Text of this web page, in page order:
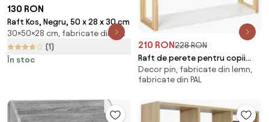
130 RON
Raft Kos, Negru, 50 x 28 x 30 cm
30×50×28 cm, fabricate din PAL
(1)
În stoc
210 RON228 RON
Raft de perete pentru copii
MAISON
Decor pin, fabricate din lemn,
fabricate din PAL